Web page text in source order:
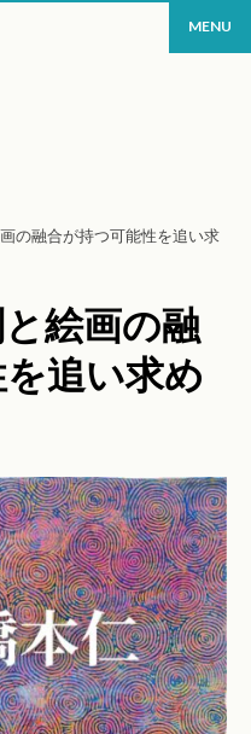
MENU
の融合が持つ可能性を追い求
絵画の融
追い求め